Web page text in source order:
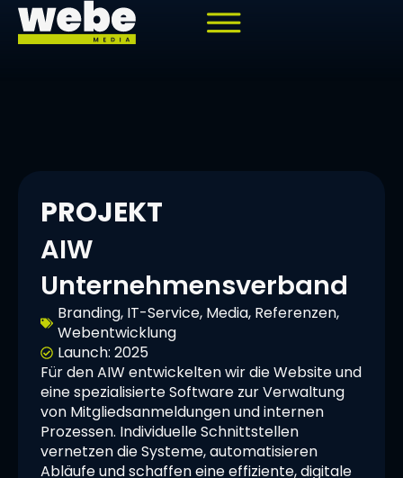
springen
PROJEKT
AIW
Unternehmensverband
Branding, IT-Service, Media, Referenzen,
Webentwicklung
Launch: 2025
Für den AIW entwickelten wir die Website und
eine spezialisierte Software zur Verwaltung
von Mitgliedsanmeldungen und internen
Prozessen. Individuelle Schnittstellen
vernetzen die Systeme, automatisieren
Abläufe und schaffen eine effiziente, digitale